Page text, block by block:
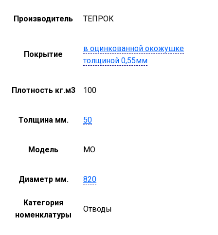
Производитель ТЕПРОК
Покрытие
в оцинкованной окожушке
толщиной 0,55мм
Плотность кг.м3 100
Толщина мм. 50
Модель MO
Диаметр мм. 820
Категория
номенклатуры
Отводы